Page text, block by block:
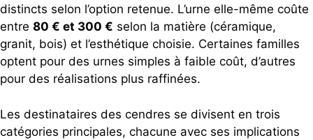
distincts selon l’option retenue. L’urne elle-même coûte
entre 80 € et 300 € selon la matière (céramique,
granit, bois) et l’esthétique choisie. Certaines familles
optent pour des urnes simples à faible coût, d’autres
pour des réalisations plus raffinées.
Les destinataires des cendres se divisent en trois
catégories principales, chacune avec ses implications